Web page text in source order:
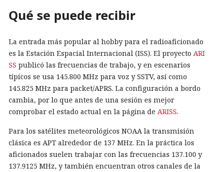
Qué se puede recibir
La entrada más popular al hobby para el radioaficionado
es la Estación Espacial Internacional (ISS). El proyecto ARI
SS publicó las frecuencias de trabajo, y en escenarios
típicos se usa 145.800 MHz para voz y SSTV, así como
145.825 MHz para packet/APRS. La configuración a bordo
cambia, por lo que antes de una sesión es mejor
comprobar el estado actual en la página de ARISS.
Para los satélites meteorológicos NOAA la transmisión
clásica es APT alrededor de 137 MHz. En la práctica los
aficionados suelen trabajar con las frecuencias 137.100 y
137.9125 MHz, y también encuentran otros canales de la